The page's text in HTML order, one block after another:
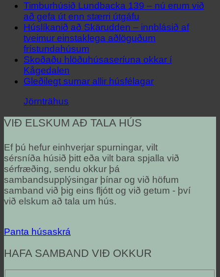
Timburhúsið Lundbacka 139 – nú erum við
að gefa út enn stærri útgáfu
Húslíkanið að Skärudden – innblásið af
tveimur einstaklega aðlöguðum
frístundahúsum
Skoðaðu hlöðuhúsaseríuna okkar í
Kågedalen
Gleðilegt sumar allir húsfélagar
Jörnträhus
VIÐ ELSKUM AÐ TALA HÚS
Ef þú hefur einhverjar spurningar, vilt
sérsníða húsið þitt eða vilt bara spjalla við
sérfræðing, sendu okkur þá
sambandsupplýsingar þínar og við höfum
samband við þig eins fljótt og við getum - því
við elskum að tala um hús.
Panta húsaskrá
HAFA SAMBAND VIÐ OKKUR